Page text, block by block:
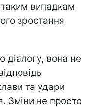
таким випадкам
зростання
діалогу, вона не
та удари
Зміни не просто